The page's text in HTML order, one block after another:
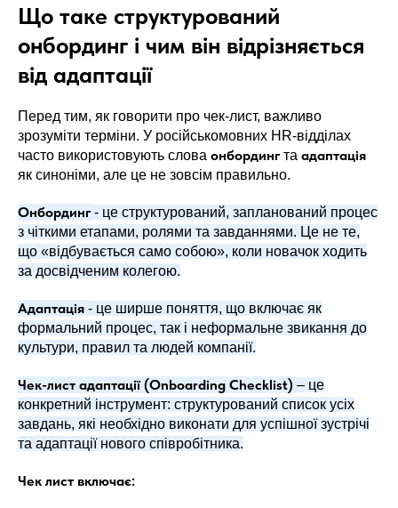
Що таке структурований
онбординг і чим він відрізняється
від адаптації
Перед тим, як говорити про чек-лист, важливо
зрозуміти терміни. У російськомовних HR-відділах
часто використовують слова онбординг та адаптація
як синоніми, але це не зовсім правильно.
Онбординг - це структурований, запланований процес
з чіткими етапами, ролями та завданнями. Це не те,
що «відбувається само собою», коли новачок ходить
за досвідченим колегою.
Адаптація - це ширше поняття, що включає як
формальний процес, так і неформальне звикання до
культури, правил та людей компанії.
Чек-лист адаптації (Onboarding Checklist) – це
конкретний інструмент: структурований список усіх
завдань, які необхідно виконати для успішної зустрічі
та адаптації нового співробітника.
Чек лист включає: